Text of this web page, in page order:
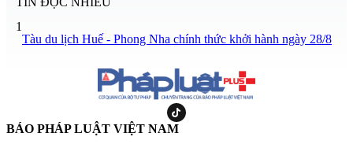
1
Tàu du lịch Huế - Phong Nha chính thức khởi hành ngày 28/8
BÁO PHÁP LUẬT VIỆT NAM